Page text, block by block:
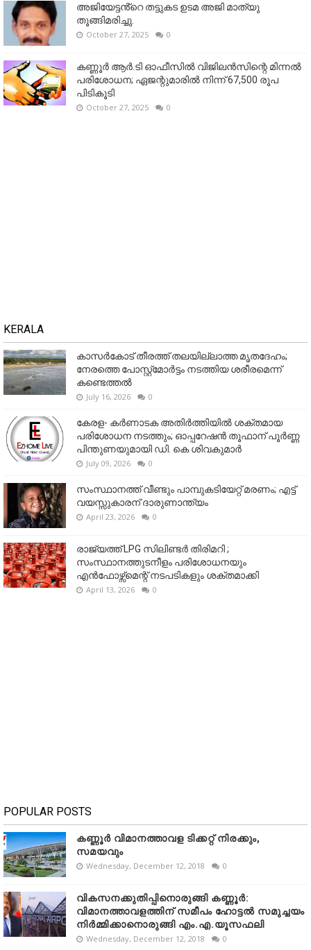
അജിയേട്ടൻ്റെ തട്ടുകട ഉടമ അജി മാത്യു
തൂങ്ങിമരിച്ചു.
October 27, 2025 0
കണ്ണൂര്‍ ആര്‍.ടി ഓഫീസില്‍ വിജിലൻസിന്റെ മിന്നല്‍
പരിശോധന; ഏജന്റുമാരില്‍ നിന്ന് 67,500 രൂപ
പിടികൂടി
October 27, 2025 0
KERALA
കാസർകോട് തീരത്ത് തലയില്ലാത്ത മൃതദേഹം;
നേരത്തെ പോസ്റ്റ്‌മോർട്ടം നടത്തിയ ശരീരമെന്ന്
കണ്ടെത്തൽ
July 16, 2026 0
കേരള- കർണാടക അതിർത്തിയിൽ ശക്തമായ
പരിശോധന നടത്തും; ഓപ്പറേഷൻ തൂഫാന് പൂർണ്ണ
പിന്തുണയുമായി ഡി. കെ ശിവകുമാർ
July 09, 2026 0
സംസ്ഥാനത്ത് വീണ്ടും പാമ്പുകടിയേറ്റ് മരണം; എട്ട്
വയസ്സുകാരന് ദാരുണാന്ത്യം
April 23, 2026 0
രാജ്യത്ത് LPG സിലിണ്ടർ തിരിമറി ;
സംസ്ഥാനത്തുടനീളം പരിശോധനയും
എൻഫോഴ്സ്മെന്റ് നടപടികളും ശക്തമാക്കി
April 13, 2026 0
POPULAR POSTS
കണ്ണൂർ വിമാനത്താവള ടിക്കറ്റ് നിരക്കും,
സമയവും
Wednesday, December 12, 2018 0
വികസനക്കുതിപ്പിനൊരുങ്ങി കണ്ണൂർ:
വിമാനത്താവളത്തിന് സമീപം ഹോട്ടൽ സമുച്ചയം
നിർമ്മിക്കാനൊരുങ്ങി എം.എ.യൂസഫലി
Wednesday, December 12, 2018 0